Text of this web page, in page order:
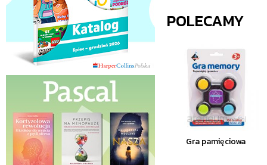
POLECAMY
Gra pamięciowa